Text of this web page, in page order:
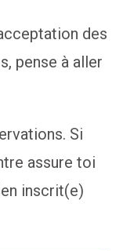
des
pense à aller
Si
assure toi
inscrit(e)